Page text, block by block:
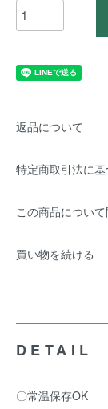
返品について
特定商取引法に
この商品につい
買い物を続ける
DETAIL
〇常温保存OK